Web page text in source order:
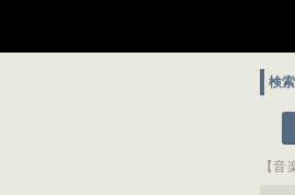
検索
【音